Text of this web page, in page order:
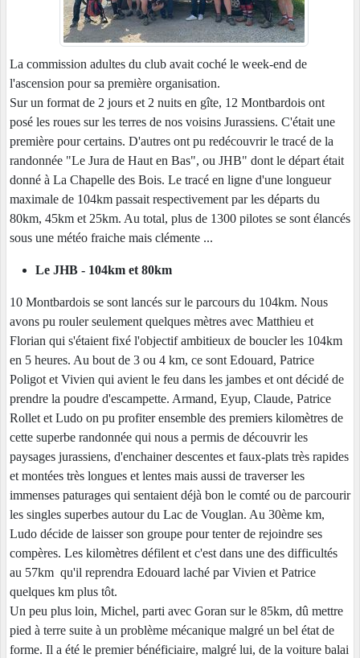
La commission adultes du club avait coché le week-end de
l'ascension pour sa première organisation.
Sur un format de 2 jours et 2 nuits en gîte, 12 Montbardois ont
posé les roues sur les terres de nos voisins Jurassiens. C'était une
première pour certains. D'autres ont pu redécouvrir le tracé de la
randonnée "Le Jura de Haut en Bas", ou JHB" dont le départ était
donné à La Chapelle des Bois. Le tracé en ligne d'une longueur
maximale de 104km passait respectivement par les départs du
80km, 45km et 25km. Au total, plus de 1300 pilotes se sont élancés
sous une météo fraiche mais clémente ...
Le JHB - 104km et 80km
10 Montbardois se sont lancés sur le parcours du 104km. Nous
avons pu rouler seulement quelques mètres avec Matthieu et
Florian qui s'étaient fixé l'objectif ambitieux de boucler les 104km
en 5 heures. Au bout de 3 ou 4 km, ce sont Edouard, Patrice
Poligot et Vivien qui avient le feu dans les jambes et ont décidé de
prendre la poudre d'escampette. Armand, Eyup, Claude, Patrice
Rollet et Ludo on pu profiter ensemble des premiers kilomètres de
cette superbe randonnée qui nous a permis de découvrir les
paysages jurassiens, d'enchainer descentes et faux-plats très rapides
et montées très longues et lentes mais aussi de traverser les
immenses paturages qui sentaient déjà bon le comté ou de parcourir
les singles superbes autour du Lac de Vouglan. Au 30ème km,
Ludo décide de laisser son groupe pour tenter de rejoindre ses
compères. Les kilomètres défilent et c'est dans une des difficultés
au 57km qu'il reprendra Edouard laché par Vivien et Patrice
quelques km plus tôt.
Un peu plus loin, Michel, parti avec Goran sur le 85km, dû mettre
pied à terre suite à un problème mécanique malgré un bel état de
forme. Il a été le premier bénéficiaire, malgré lui, de la voiture balai